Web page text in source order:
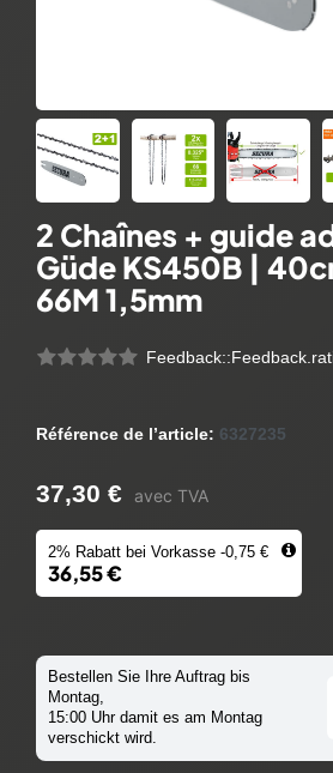
2 Chaînes + guide
Güde KS450B |
66M 1,5mm
Référence de l’article: 6327235
37,30 € avec TVA
2% Rabatt bei Vorkasse -0,75 €
36,55 €
Bestellen Sie Ihre Auftrag bis
Montag,
15:00 Uhr damit es am Montag
verschickt wird.